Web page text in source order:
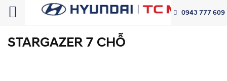
0943 777 609
STARGAZER 7 CHỖ